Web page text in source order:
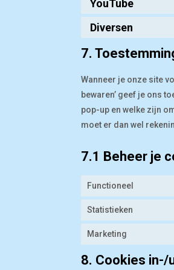
YouTube
Diversen
7.
Wanneer je onze site
bewaren’ geef je ons
pop-up en welke zijn
moet er dan wel
7.1 Beheer je
Functioneel
Statistieken
Marketing
8. Cookies in-/